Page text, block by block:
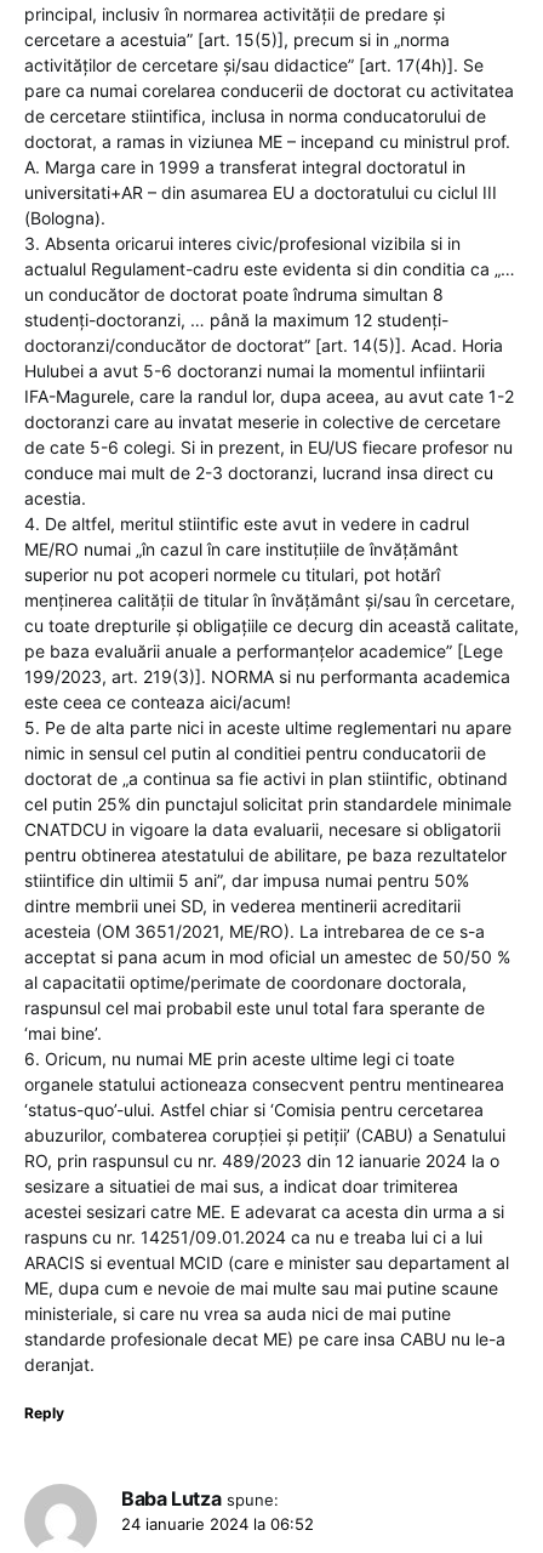
principal, inclusiv în normarea activității de predare și
cercetare a acestuia” [art. 15(5)], precum si in „norma
activităților de cercetare și/sau didactice” [art. 17(4h)]. Se
pare ca numai corelarea conducerii de doctorat cu activitatea
de cercetare stiintifica, inclusa in norma conducatorului de
doctorat, a ramas in viziunea ME – incepand cu ministrul prof.
A. Marga care in 1999 a transferat integral doctoratul in
universitati+AR – din asumarea EU a doctoratului cu ciclul III
(Bologna).
3. Absenta oricarui interes civic/profesional vizibila si in
actualul Regulament-cadru este evidenta si din conditia ca „…
un conducător de doctorat poate îndruma simultan 8
studenți-doctoranzi, … până la maximum 12 studenți-
doctoranzi/conducător de doctorat” [art. 14(5)]. Acad. Horia
Hulubei a avut 5-6 doctoranzi numai la momentul infiintarii
IFA-Magurele, care la randul lor, dupa aceea, au avut cate 1-2
doctoranzi care au invatat meserie in colective de cercetare
de cate 5-6 colegi. Si in prezent, in EU/US fiecare profesor nu
conduce mai mult de 2-3 doctoranzi, lucrand insa direct cu
acestia.
4. De altfel, meritul stiintific este avut in vedere in cadrul
ME/RO numai „în cazul în care instituțiile de învățământ
superior nu pot acoperi normele cu titulari, pot hotărî
menținerea calității de titular în învățământ și/sau în cercetare,
cu toate drepturile și obligațiile ce decurg din această calitate,
pe baza evaluării anuale a performanțelor academice” [Lege
199/2023, art. 219(3)]. NORMA si nu performanta academica
este ceea ce conteaza aici/acum!
5. Pe de alta parte nici in aceste ultime reglementari nu apare
nimic in sensul cel putin al conditiei pentru conducatorii de
doctorat de „a continua sa fie activi in plan stiintific, obtinand
cel putin 25% din punctajul solicitat prin standardele minimale
CNATDCU in vigoare la data evaluarii, necesare si obligatorii
pentru obtinerea atestatului de abilitare, pe baza rezultatelor
stiintifice din ultimii 5 ani”, dar impusa numai pentru 50%
dintre membrii unei SD, in vederea mentinerii acreditarii
acesteia (OM 3651/2021, ME/RO). La intrebarea de ce s-a
acceptat si pana acum in mod oficial un amestec de 50/50 %
al capacitatii optime/perimate de coordonare doctorala,
raspunsul cel mai probabil este unul total fara sperante de
‘mai bine’.
6. Oricum, nu numai ME prin aceste ultime legi ci toate
organele statului actioneaza consecvent pentru mentinearea
‘status-quo’-ului. Astfel chiar si ‘Comisia pentru cercetarea
abuzurilor, combaterea corupţiei şi petiţii’ (CABU) a Senatului
RO, prin raspunsul cu nr. 489/2023 din 12 ianuarie 2024 la o
sesizare a situatiei de mai sus, a indicat doar trimiterea
acestei sesizari catre ME. E adevarat ca acesta din urma a si
raspuns cu nr. 14251/09.01.2024 ca nu e treaba lui ci a lui
ARACIS si eventual MCID (care e minister sau departament al
ME, dupa cum e nevoie de mai multe sau mai putine scaune
ministeriale, si care nu vrea sa auda nici de mai putine
standarde profesionale decat ME) pe care insa CABU nu le-a
deranjat.
Reply
Baba Lutza spune:
24 ianuarie 2024 la 06:52